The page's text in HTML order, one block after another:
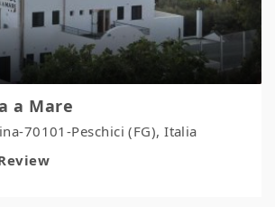
a Mare
70101-Peschici (FG), Italia